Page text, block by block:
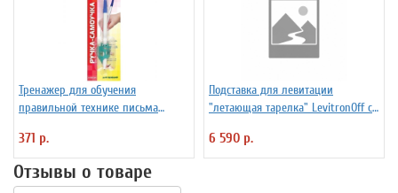
Тренажер для обучения
правильной технике письма
правшей
371 р.
Подставка для левитации
"летающая тарелка" LevitronOff с
6 590 р.
Отзывы о товаре